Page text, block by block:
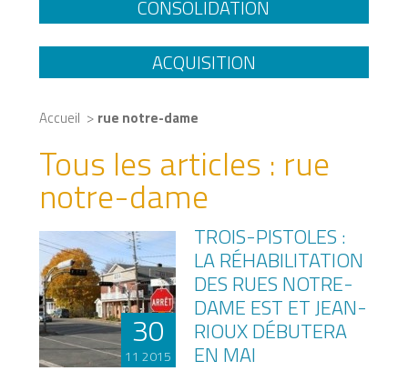
CONSOLIDATION
ACQUISITION
Accueil > rue notre-dame
Tous les articles : rue
notre-dame
30
11 2015
TROIS-PISTOLES :
LA RÉHABILITATION
DES RUES NOTRE-
DAME EST ET JEAN-
RIOUX DÉBUTERA
EN MAI